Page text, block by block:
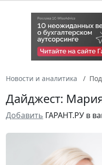
Новости и аналитика
Дайджест:
Добавить ГАРАНТ.РУ в